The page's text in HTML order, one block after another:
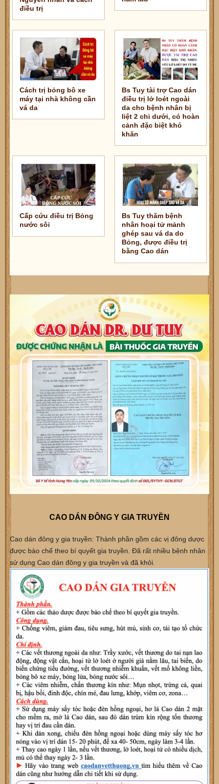
điều trị
Cách trị bỏng bô xe
máy tại nhà không cần
vá da
Bs Tuy tài trợ Cao dán
điều trị lở loét ngoài
da cho bệnh nhân bị
liệt 2 chi dưới, có hoàn
cảnh đặc biệt khó
khăn
Cấp cứu điều trị Bỏng
nước sôi
Bs Tuy thăm bệnh
nhân hoại tử mảnh
ghép sau vá da do
Bỏng, được điều trị
bằng Cao dán
CAO DÁN ĐÔNG Y GIA TRUYỀN
Cao dán đông y gia truyền: Thành phần gồm các vị đông dược
được bào chế theo bí quyết gia truyền. Đã rất nhiều bệnh nhân
sử dụng Cao dán đông y gia truyền và đã khỏi.